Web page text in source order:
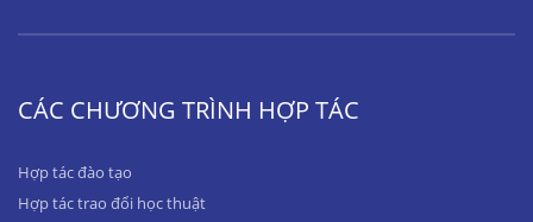
CÁC CHƯƠNG TRÌNH HỢP TÁC
Hợp tác đào tạo
Hợp tác trao đổi học thuật